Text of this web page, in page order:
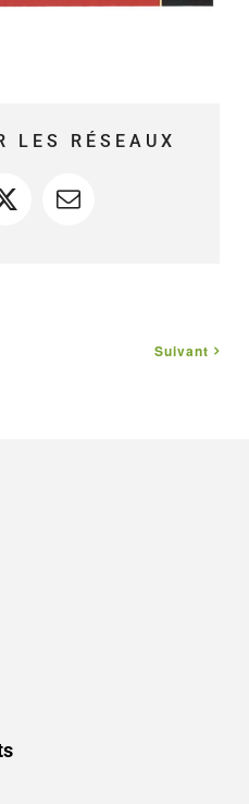
LES RÉSEAUX
X Courriel
Suivant